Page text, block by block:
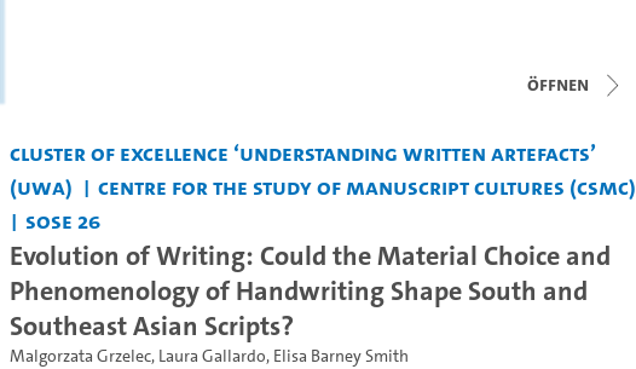
Öffnen
Cluster of Excellence ‘Understanding Written Artefacts’
(UWA)
Centre for the Study of Manuscript Cultures (CSMC)
SoSe 26
Evolution of Writing: Could the Material Choice and
Phenomenology of Handwriting Shape South and
Southeast Asian Scripts?
Malgorzata Grzelec, Laura Gallardo, Elisa Barney Smith